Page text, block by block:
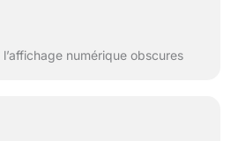
outre, les roues de
numérique obscures